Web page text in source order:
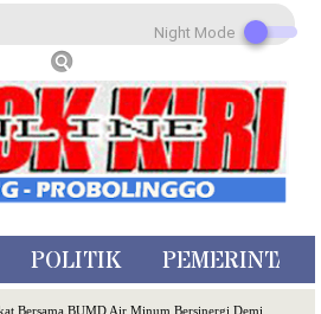
POLITIK
Bersama,BUMD Air Minum Bersinergi Demi
Night Mode